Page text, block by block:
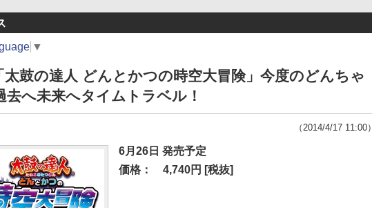
▼
太鼓の達人 どんとかつの時空大冒険」今度のどんちゃ
去へ未来へタイムトラベル！
（2014/4/17 11:00）
6月26日 発売予定
価格：
4,740円 [税抜]